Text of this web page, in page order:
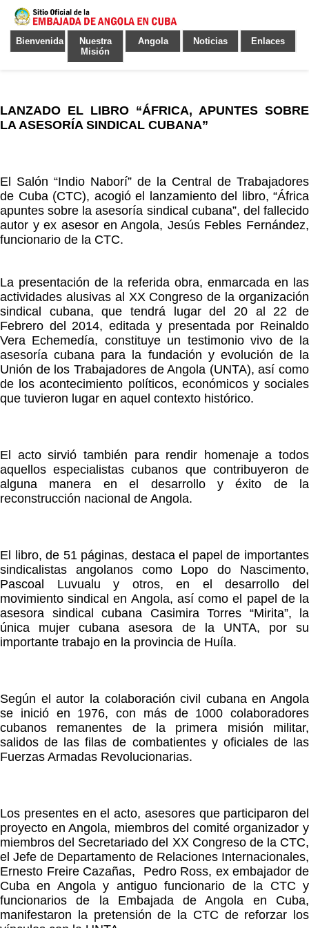
Bienvenida
Nuestra
Misión
Angola Noticias Enlaces
LANZADO EL LIBRO “ÁFRICA, APUNTES SOBRE
LA ASESORÍA SINDICAL CUBANA”
El Salón “Indio Naborí” de la Central de Trabajadores
de Cuba (CTC), acogió el lanzamiento del libro, “África
apuntes sobre la asesoría sindical cubana”, del fallecido
autor y ex asesor en Angola, Jesús Febles Fernández,
funcionario de la CTC.
La presentación de la referida obra, enmarcada en las
actividades alusivas al XX Congreso de la organización
sindical cubana, que tendrá lugar del 20 al 22 de
Febrero del 2014, editada y presentada por Reinaldo
Vera Echemedía, constituye un testimonio vivo de la
asesoría cubana para la fundación y evolución de la
Unión de los Trabajadores de Angola (UNTA), así como
de los acontecimiento políticos, económicos y sociales
que tuvieron lugar en aquel contexto histórico.
El acto sirvió también para rendir homenaje a todos
aquellos especialistas cubanos que contribuyeron de
alguna manera en el desarrollo y éxito de la
reconstrucción nacional de Angola.
El libro, de 51 páginas, destaca el papel de importantes
sindicalistas angolanos como Lopo do Nascimento,
Pascoal Luvualu y otros, en el desarrollo del
movimiento sindical en Angola, así como el papel de la
asesora sindical cubana Casimira Torres “Mirita”, la
única mujer cubana asesora de la UNTA, por su
importante trabajo en la provincia de Huíla.
Según el autor la colaboración civil cubana en Angola
se inició en 1976, con más de 1000 colaboradores
cubanos remanentes de la primera misión militar,
salidos de las filas de combatientes y oficiales de las
Fuerzas Armadas Revolucionarias.
Los presentes en el acto, asesores que participaron del
proyecto en Angola, miembros del comité organizador y
miembros del Secretariado del XX Congreso de la CTC,
el Jefe de Departamento de Relaciones Internacionales,
Ernesto Freire Cazañas, Pedro Ross, ex embajador de
Cuba en Angola y antiguo funcionario de la CTC y
funcionarios de la Embajada de Angola en Cuba,
manifestaron la pretensión de la CTC de reforzar los